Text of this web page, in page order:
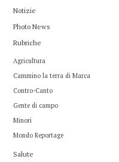
Notizie
Photo News
Rubriche
Agricultura
Cammino la terra di Marca
Contro-Canto
Gente di campo
Minori
Mondo Reportage
Salute